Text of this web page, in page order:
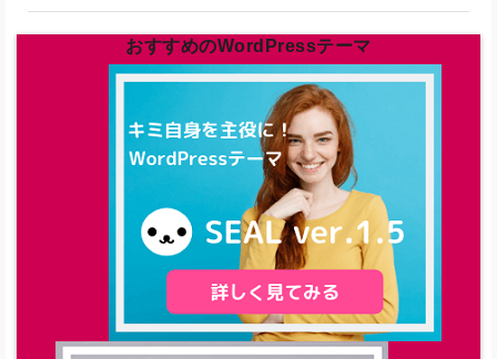
おすすめのWordPressテーマ